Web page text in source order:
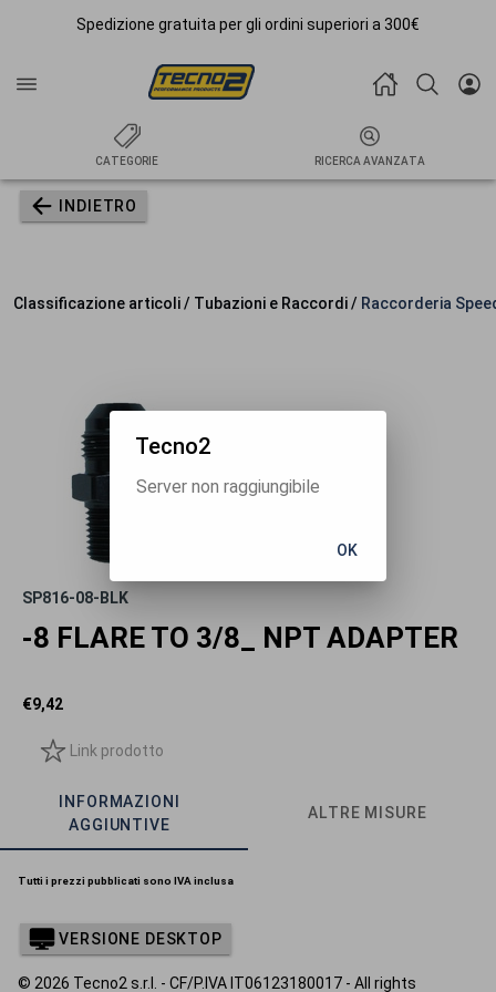
Spedizione gratuita per gli ordini superiori a 300€
CATEGORIE RICERCA AVANZATA
INDIETRO
Classificazione articoli / Tubazioni e Raccordi / Raccorderia
SP816-08-BLK
-8 FLARE TO 3/8_ NPT ADAPTER
€9,42
Link prodotto
INFORMAZIONI
AGGIUNTIVE
ALTRE MISURE
Tutti i prezzi pubblicati sono IVA inclusa
VERSIONE DESKTOP
© 2026 Tecno2 s.r.l. - CF/P.IVA IT06123180017 - All rights
Tecno2
Server non raggiungibile
OK